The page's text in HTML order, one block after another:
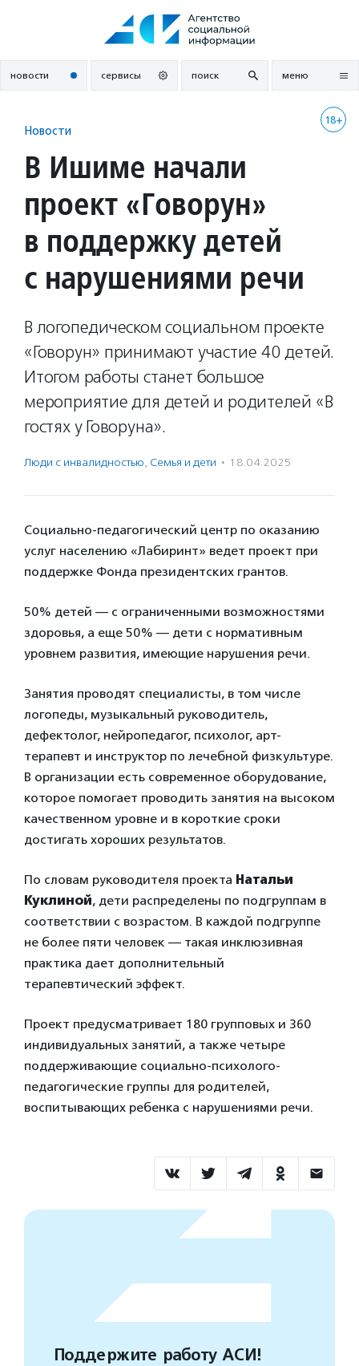
новости сервисы поиск меню
18+
Новости
В Ишиме начали
проект «Говорун»
в поддержку детей
с нарушениями речи
В логопедическом социальном проекте
«Говорун» принимают участие 40 детей.
Итогом работы станет большое
мероприятие для детей и родителей «В
гостях у Говоруна».
Люди с инвалидностью, Семья и дети · 18.04.2025
Социально-педагогический центр по оказанию
услуг населению «Лабиринт» ведет проект при
поддержке Фонда президентских грантов.
50% детей — с ограниченными возможностями
здоровья, а еще 50% — дети с нормативным
уровнем развития, имеющие нарушения речи.
Занятия проводят специалисты, в том числе
логопеды, музыкальный руководитель,
дефектолог, нейропедагог, психолог, арт-
терапевт и инструктор по лечебной физкультуре.
В организации есть современное оборудование,
которое помогает проводить занятия на высоком
качественном уровне и в короткие сроки
достигать хороших результатов.
По словам руководителя проекта Натальи
Куклиной, дети распределены по подгруппам в
соответствии с возрастом. В каждой подгруппе
не более пяти человек — такая инклюзивная
практика дает дополнительный
терапевтический эффект.
Проект предусматривает 180 групповых и 360
индивидуальных занятий, а также четыре
поддерживающие социально-психолого-
педагогические группы для родителей,
воспитывающих ребенка с нарушениями речи.
Поддержите работу АСИ!